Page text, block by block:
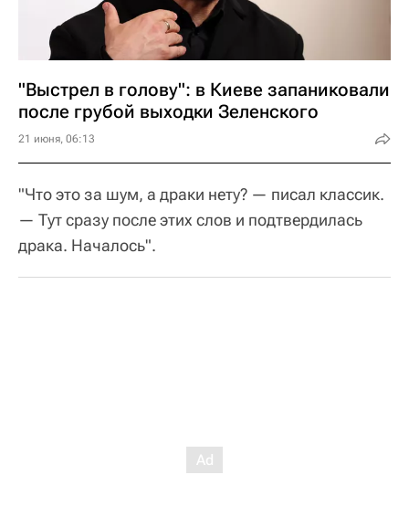
"Выстрел в голову": в Киеве запаниковали
после грубой выходки Зеленского
21 июня, 06:13
"Что это за шум, а драки нету? — писал классик.
— Тут сразу после этих слов и подтвердилась
драка. Началось".